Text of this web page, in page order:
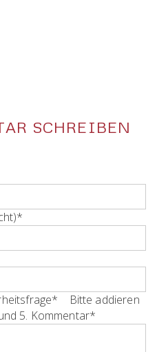
SCHREIBEN
*
*
Bitte addieren
5. Pflichtfeld
Kommentar*